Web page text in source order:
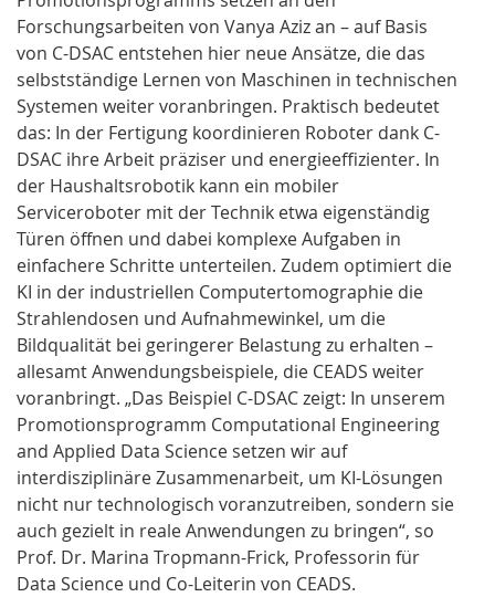
Forschungsarbeiten von Vanya Aziz an – auf Basis
von C-DSAC entstehen hier neue Ansätze, die das
selbstständige Lernen von Maschinen in technischen
Systemen weiter voranbringen. Praktisch bedeutet
das: In der Fertigung koordinieren Roboter dank C-
DSAC ihre Arbeit präziser und energieeffizienter. In
der Haushaltsrobotik kann ein mobiler
Serviceroboter mit der Technik etwa eigenständig
Türen öffnen und dabei komplexe Aufgaben in
einfachere Schritte unterteilen. Zudem optimiert die
KI in der industriellen Computertomographie die
Strahlendosen und Aufnahmewinkel, um die
Bildqualität bei geringerer Belastung zu erhalten –
allesamt Anwendungsbeispiele, die CEADS weiter
voranbringt. „Das Beispiel C-DSAC zeigt: In unserem
Promotionsprogramm Computational Engineering
and Applied Data Science setzen wir auf
interdisziplinäre Zusammenarbeit, um KI-Lösungen
nicht nur technologisch voranzutreiben, sondern sie
auch gezielt in reale Anwendungen zu bringen“, so
Prof. Dr. Marina Tropmann-Frick, Professorin für
Data Science und Co-Leiterin von CEADS.